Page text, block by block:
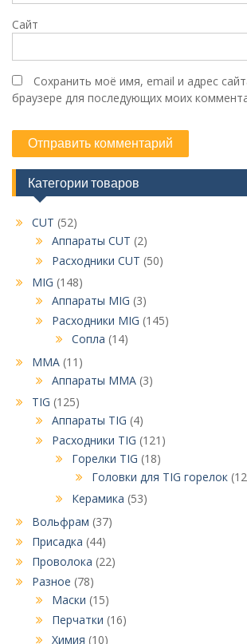
Сайт
Сохранить моё имя, email и адрес
браузере для последующих моих
Категории товаров
CUT (52)
Аппараты CUT (2)
Расходники CUT (50)
MIG (148)
Аппараты MIG (3)
Расходники MIG (145)
Сопла (14)
MMA (11)
Аппараты MMA (3)
TIG (125)
Аппараты TIG (4)
Расходники TIG (121)
Горелки TIG (18)
Головки для TIG горелок
Керамика (53)
Вольфрам (37)
Присадка (44)
Проволока (22)
Разное (78)
Маски (15)
Перчатки (16)
Химия (10)